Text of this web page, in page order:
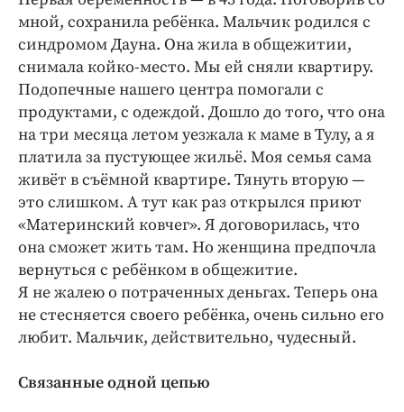
мной, сохранила ребёнка. Мальчик родился с
синдромом Дауна. Она жила в общежитии,
снимала койко-­место. Мы ей сняли квартиру.
Подопечные нашего центра помогали с
продуктами, с одеждой. Дошло до того, что она
на три месяца летом уезжала к маме в Тулу, а я
платила за пустующее жильё. Моя семья сама
живёт в съёмной квартире. Тянуть вторую — ​
это слишком. А тут как раз открылся приют
«Материнский ковчег». Я договорилась, что
она сможет жить там. Но женщина предпочла
вернуться с ребёнком в общежитие.
Я не жалею о потраченных деньгах. Теперь она
не стесняется своего ребёнка, очень сильно его
любит. Мальчик, действительно, чудесный.
Связанные одной цепью